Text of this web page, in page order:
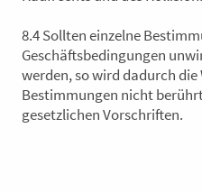
8.4 Sollten einzelne
Geschäftsbedingungen
werden, so wird dadurch
Bestimmungen nicht
gesetzlichen Vorschriften.